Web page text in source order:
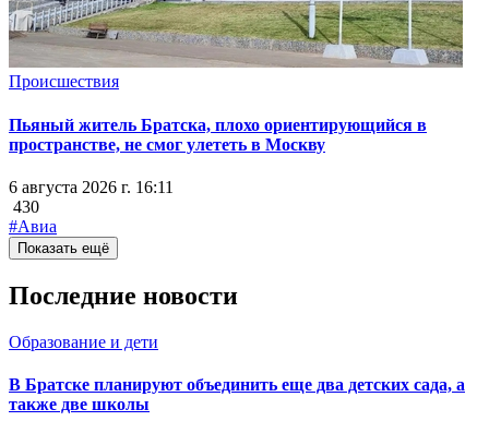
Происшествия
Пьяный житель Братска, плохо ориентирующийся в
пространстве, не смог улететь в Москву
6 августа 2026 г. 16:11
430
#Авиа
Показать ещё
Последние новости
Образование и дети
В Братске планируют объединить еще два детских сада, а
также две школы